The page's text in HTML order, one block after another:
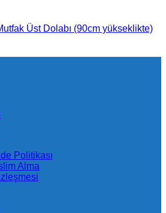
Üst Dolabı (90cm yükseklikte)
Politikası
Alma